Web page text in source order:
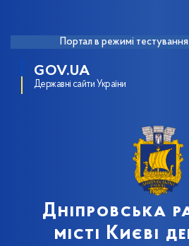
Портал в режимі
GOV.UA
Державні сайти України
Дніпровська
місті Києві